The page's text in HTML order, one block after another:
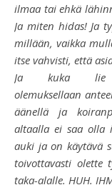
ilmaa tai ehkä
Ja miten hidas! Ja
millään, vaikka
itse vahvisti, että
Ja kuka lie
olemuksellaan
äänellä ja
altaalla ei saa olla
auki ja on käytävä
toivottavasti olette
taka-alalle. HUH.